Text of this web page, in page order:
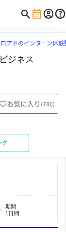
アドのインターン体験
ジネス
お気に入り (780)
グ
期間
1日間